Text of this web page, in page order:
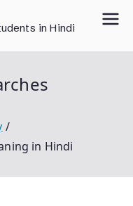
in Hindi
in Hindi